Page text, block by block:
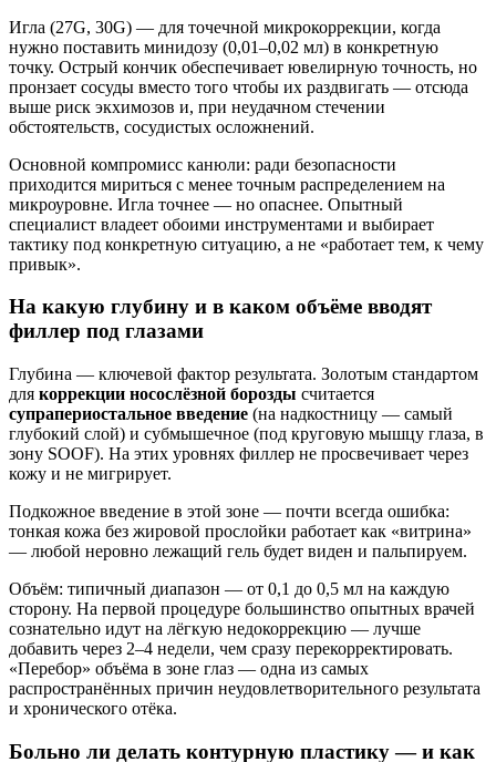
Игла (27G, 30G) — для точечной микрокоррекции, когда
нужно поставить минидозу (0,01–0,02 мл) в конкретную
точку. Острый кончик обеспечивает ювелирную точность, но
пронзает сосуды вместо того чтобы их раздвигать — отсюда
выше риск экхимозов и, при неудачном стечении
обстоятельств, сосудистых осложнений.
Основной компромисс канюли: ради безопасности
приходится мириться с менее точным распределением на
микроуровне. Игла точнее — но опаснее. Опытный
специалист владеет обоими инструментами и выбирает
тактику под конкретную ситуацию, а не «работает тем, к чему
привык».
На какую глубину и в каком объёме вводят
филлер под глазами
Глубина — ключевой фактор результата. Золотым стандартом
для коррекции носослёзной борозды считается
супрапериостальное введение (на надкостницу — самый
глубокий слой) и субмышечное (под круговую мышцу глаза, в
зону SOOF). На этих уровнях филлер не просвечивает через
кожу и не мигрирует.
Подкожное введение в этой зоне — почти всегда ошибка:
тонкая кожа без жировой прослойки работает как «витрина»
— любой неровно лежащий гель будет виден и пальпируем.
Объём: типичный диапазон — от 0,1 до 0,5 мл на каждую
сторону. На первой процедуре большинство опытных врачей
сознательно идут на лёгкую недокоррекцию — лучше
добавить через 2–4 недели, чем сразу перекорректировать.
«Перебор» объёма в зоне глаз — одна из самых
распространённых причин неудовлетворительного результата
и хронического отёка.
Больно ли делать контурную пластику — и как